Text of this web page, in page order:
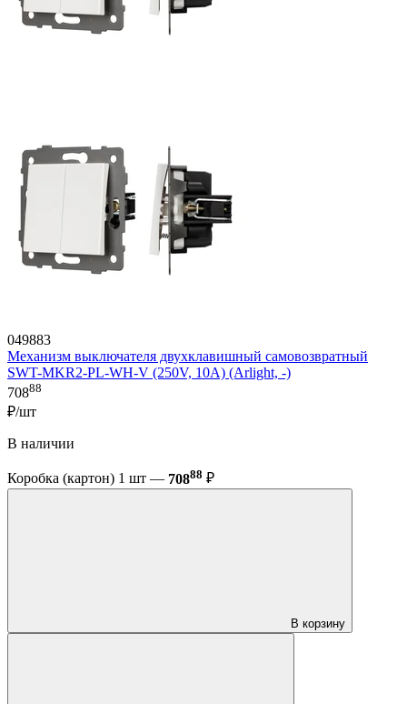
049883
Механизм выключателя двухклавишный самовозвратный
SWT-MKR2-PL-WH-V (250V, 10A) (Arlight, -)
70888
₽/шт
В наличии
Коробка (картон) 1 шт — 70888 ₽
В корзину